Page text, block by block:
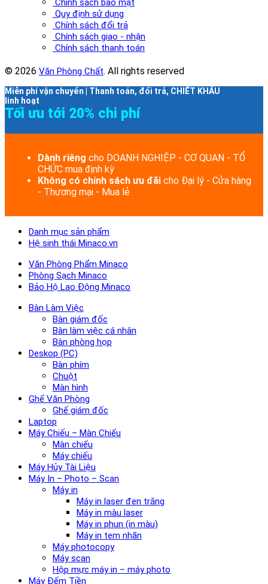
Chính sách bảo mật
Quy định sử dụng
Chính sách đổi trả
Chính sách giao - nhận
Chính sách thanh toán
© 2026 Văn Phòng Chất. All rights reserved
Miễn phí vận chuyển | Thanh toán, đổi trả, CHIẾT KHẤU
linh hoạt
Tối ưu tới 20% chi phí
Dành riêng cho DOANH NGHIỆP - CƠ QUAN - TỔ
CHỨC mua định kỳ
Không có chính sách ưu đãi cho Đại lý - Cửa hàng
- Thương mại - Mua lẻ
Danh mục sản phẩm
Hệ sinh thái Minaco.vn
Văn Phòng Phẩm Minaco
Phòng Sạch Minaco
Bảo Hộ Lao Động Minaco
Bàn Làm Việc
Bàn giám đốc
Bàn làm việc cá nhân
Bàn phòng họp
Deskop (PC)
Bàn phím
Chuột
Màn hình
Ghế Văn Phòng
Ghế giám đốc
Laptop
Máy Chiếu – Màn Chiếu
Màn chiếu
Máy chiếu
Máy Hủy Tài Liệu
Máy In – Photo – Scan
Máy in
Máy in laser đen trắng
Máy in màu laser
Máy in phun (in màu)
Máy in tem nhãn
Máy photocopy
Máy scan
Hộp mực máy in – máy photo
Máy Đếm Tiền